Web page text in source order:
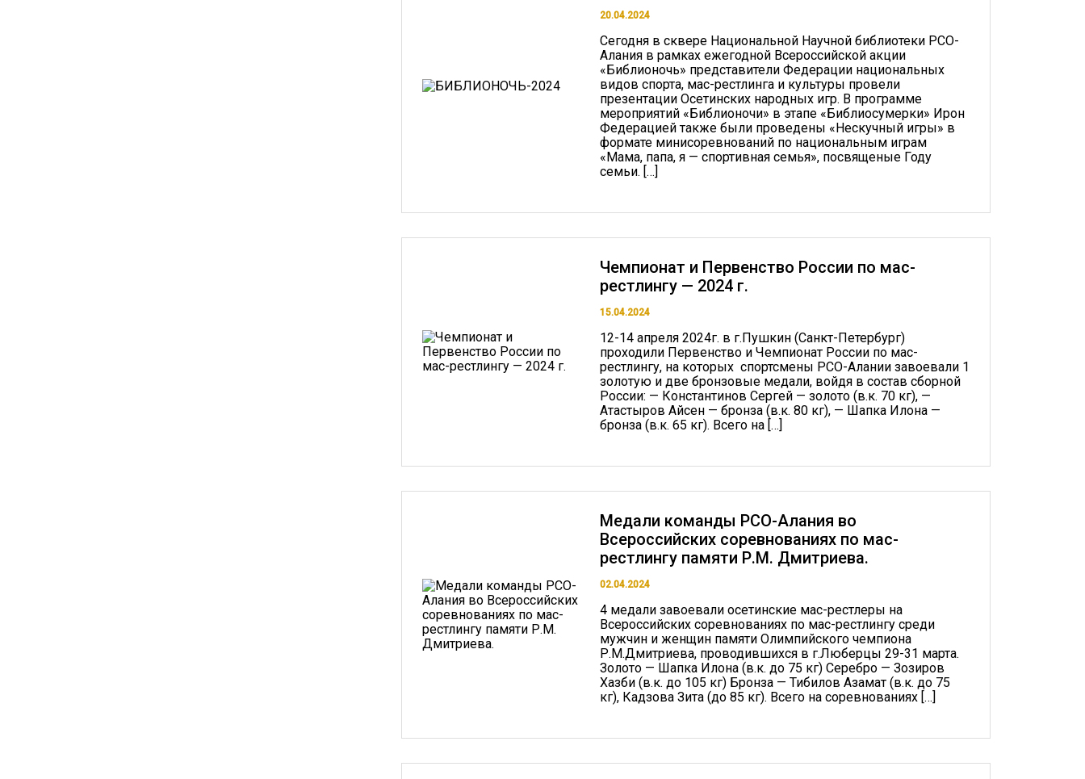
20.04.2024
Сегодня в сквере Национальной Научной библиотеки РСО-
Алания в рамках ежегодной Всероссийской акции
«Библионочь» представители Федерации национальных
видов спорта, мас-рестлинга и культуры провели
презентации Осетинских народных игр. В программе
мероприятий «Библионочи» в этапе «Библиосумерки» Ирон
Федерацией также были проведены «Нескучный игры» в
формате минисоревнований по национальным играм
«Мама, папа, я — спортивная семья», посвященые Году
семьи. […]
Чемпионат и Первенство России по мас-
рестлингу — 2024 г.
15.04.2024
12-14 апреля 2024г. в г.Пушкин (Санкт-Петербург)
проходили Первенство и Чемпионат России по мас-
рестлингу, на которых спортсмены РСО-Алании завоевали 1
золотую и две бронзовые медали, войдя в состав сборной
России: — Константинов Сергей — золото (в.к. 70 кг), —
Атастыров Айсен — бронза (в.к. 80 кг), — Шапка Илона —
бронза (в.к. 65 кг). Всего на […]
Медали команды РСО-Алания во
Всероссийских соревнованиях по мас-
рестлингу памяти Р.М. Дмитриева.
02.04.2024
4 медали завоевали осетинские мас-рестлеры на
Всероссийских соревнованиях по мас-рестлингу среди
мужчин и женщин памяти Олимпийского чемпиона
Р.М.Дмитриева, проводившихся в г.Люберцы 29-31 марта.
Золото — Шапка Илона (в.к. до 75 кг) Серебро — Зозиров
Хазби (в.к. до 105 кг) Бронза — Тибилов Азамат (в.к. до 75
кг), Кадзова Зита (до 85 кг). Всего на соревнованиях […]